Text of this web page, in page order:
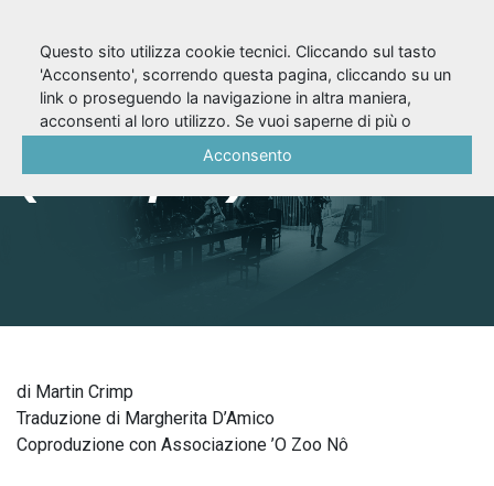
Tracce di Anne
(2002/03)
di Martin Crimp
Traduzione di Margherita D’Amico
Coproduzione con Associazione ’O Zoo Nô
Questo sito utilizza cookie tecnici. Cliccando sul tasto
'Acconsento', scorrendo questa pagina, cliccando su un
link o proseguendo la navigazione in altra maniera,
acconsenti al loro utilizzo. Se vuoi saperne di più o
Acconsento